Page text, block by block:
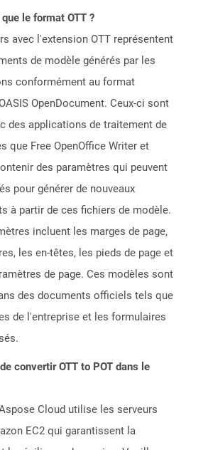
le format OTT ?
avec l'extension OTT représentent
de modèle générés par les
conformément au format
OpenDocument. Ceux-ci sont
des applications de traitement de
que Free OpenOffice Writer et
des paramètres qui peuvent
pour générer de nouveaux
à partir de ces fichiers de modèle.
incluent les marges de page,
les en-têtes, les pieds de page et
de page. Ces modèles sont
des documents officiels tels que
de l'entreprise et les formulaires
convertir OTT to POT dans le
Cloud utilise les serveurs
EC2 qui garantissent la